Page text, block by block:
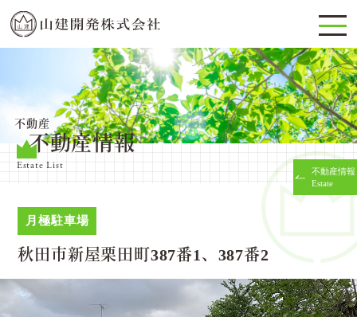
不動産
不動産情報
Estate List
不動産情報
Estate
月極駐車場
秋田市新屋栗田町387番1、387番2